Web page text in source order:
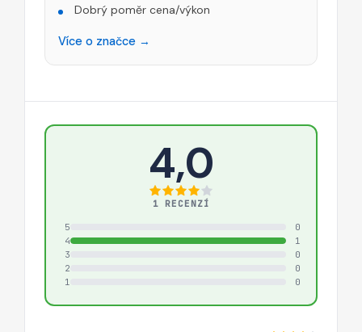
Dobrý poměr cena/výkon
Více o značce →
4,0
1 RECENZÍ
5
0
4
1
3
0
2
0
1
0